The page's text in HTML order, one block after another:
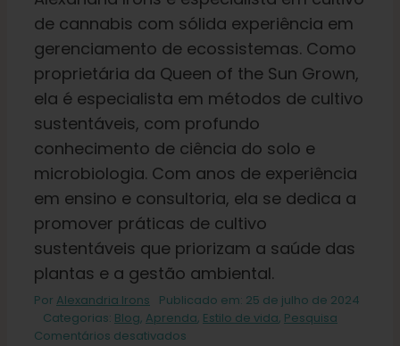
de cannabis com sólida experiência em
gerenciamento de ecossistemas. Como
proprietária da Queen of the Sun Grown,
ela é especialista em métodos de cultivo
sustentáveis, com profundo
conhecimento de ciência do solo e
microbiologia. Com anos de experiência
em ensino e consultoria, ela se dedica a
promover práticas de cultivo
sustentáveis que priorizam a saúde das
plantas e a gestão ambiental.
Por Alexandria Irons
Publicado em: 25 de julho de 2024
Categorias: Blog, Aprenda, Estilo de vida, Pesquisa
Comentários desativadosem